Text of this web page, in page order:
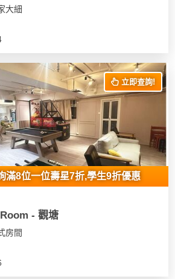
大細
立即查詢!
滿8位一位壽星7折,學生9折優惠
- 觀塘
房間